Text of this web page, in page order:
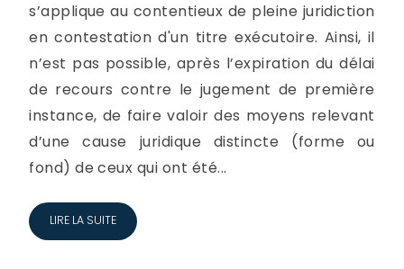
s’applique au contentieux de pleine juridiction
en contestation d'un titre exécutoire. Ainsi, il
n’est pas possible, après l’expiration du délai
de recours contre le jugement de première
instance, de faire valoir des moyens relevant
d’une cause juridique distincte (forme ou
fond) de ceux qui ont été...
LIRE LA SUITE